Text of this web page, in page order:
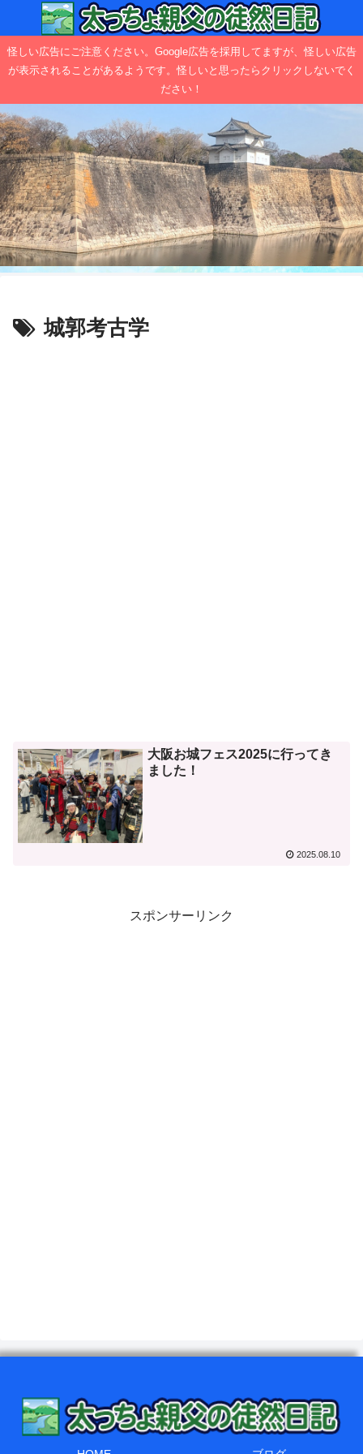
怪しい広告にご注意ください。Google広告を採用してますが、怪しい広告
が表示されることがあるようです。怪しいと思ったらクリックしないでく
ださい！
城郭考古学
大阪お城フェス2025に行ってき
ました！
2025.08.10
スポンサーリンク